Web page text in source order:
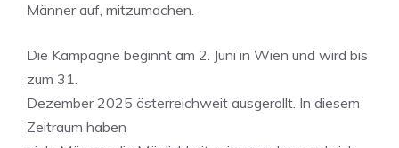
Männer auf, mitzumachen.
Die Kampagne beginnt am 2. Juni in Wien und wird bis
zum 31.
Dezember 2025 österreichweit ausgerollt. In diesem
Zeitraum haben